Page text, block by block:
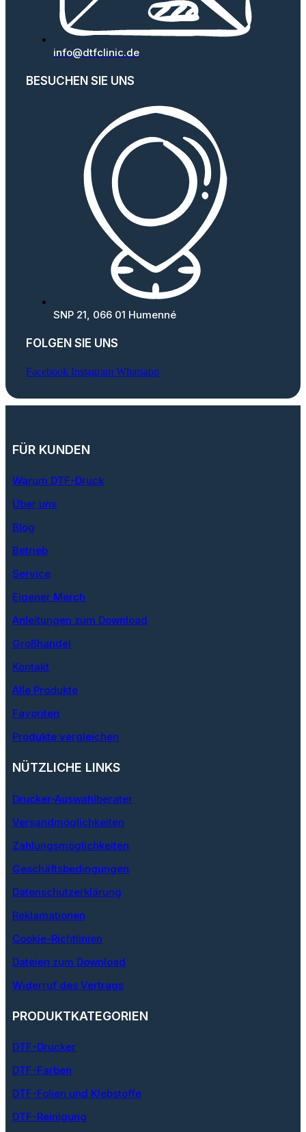
info@dtfclinic.de
BESUCHEN SIE UNS
SNP 21, 066 01 Humenné
FOLGEN SIE UNS
Facebook Instagram Whatsapp
FÜR KUNDEN
Warum DTF-Druck
Über uns
Blog
Betrieb
Service
Eigener Merch
Anleitungen zum Download
Großhandel
Kontakt
Alle Produkte
Favoriten
Produkte vergleichen
NÜTZLICHE LINKS
Drucker-Auswahlberater
Versandmöglichkeiten
Zahlungsmöglichkeiten
Geschäftsbedingungen
Datenschutzerklärung
Reklamationen
Cookie-Richtlinien
Dateien zum Download
Widerruf des Vertrags
PRODUKTKATEGORIEN
DTF-Drucker
DTF-Farben
DTF-Folien und Klebstoffe
DTF-Reinigung